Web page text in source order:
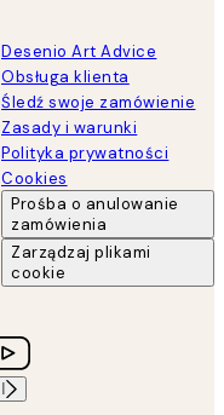
Desenio Art Advice
Obsługa klienta
Śledź swoje zamówienie
Zasady i warunki
Polityka prywatności
Cookies
Prośba o anulowanie
zamówienia
Zarządzaj plikami
cookie